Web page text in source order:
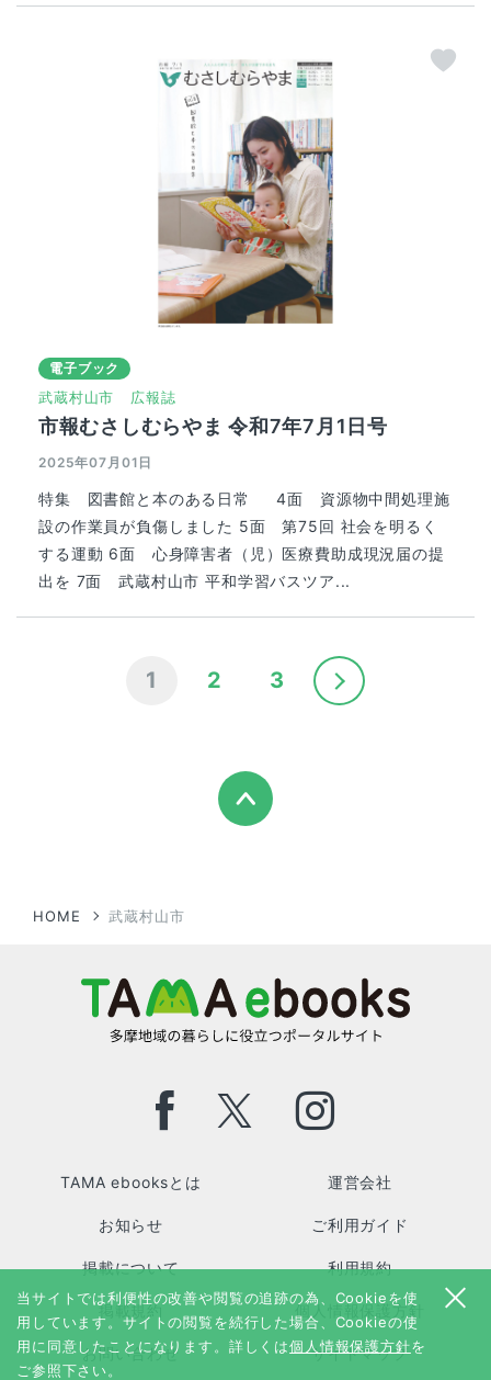
電子ブック
武蔵村山市 広報誌
市報むさしむらやま 令和7年7月1日号
2025年07月01日
特集 図書館と本のある日常 4面 資源物中間処理施
設の作業員が負傷しました 5面 第75回 社会を明るく
する運動 6面 心身障害者（児）医療費助成現況届の提
出を 7面 武蔵村山市 平和学習バスツア...
1 2 3
HOME 武蔵村山市
TAMA ebooksとは 運営会社
お知らせ ご利用ガイド
掲載について 利用規約
掲載規約 個人情報保護方針
お問い合わせ サイトマップ
当サイトでは利便性の改善や閲覧の追跡の為、Cookieを使
用しています。サイトの閲覧を続行した場合、Cookieの使
用に同意したことになります。詳しくは個人情報保護方針を
ご参照下さい。